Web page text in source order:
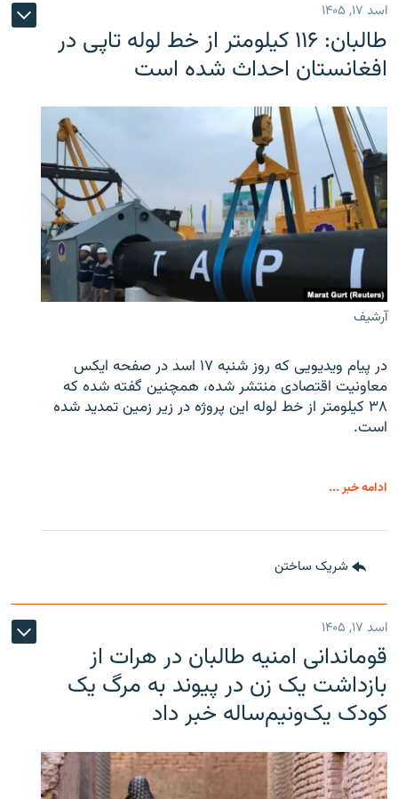
اسد ۱۷, ۱۴۰۵
طالبان: ۱۱۶ کیلومتر از خط لوله تاپی در
افغانستان احداث شده است
آرشیف
در پیام ویدیویی که روز شنبه ۱۷ اسد در صفحه ایکس
معاونیت اقتصادی منتشر شده، همچنین گفته شده که
۳۸ کیلومتر از خط لوله این پروژه در زیر زمین تمدید شده
است.
ادامه خبر ...
شریک ساختن
اسد ۱۷, ۱۴۰۵
قوماندانی امنیه طالبان در هرات از
بازداشت یک زن در پیوند به مرگ یک
کودک یک‌ونیم‌ساله خبر داد